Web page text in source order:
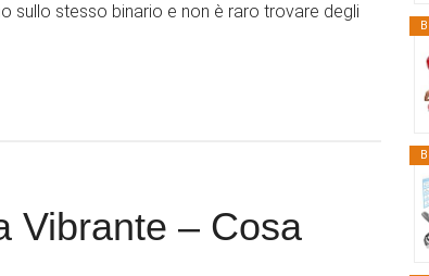
sullo stesso binario e non è raro trovare degli
Vibrante – Cosa